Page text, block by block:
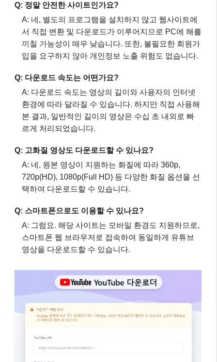
Q: 정말 안전한 사이트인가요?
A: 네, 별도의 프로그램을 설치하지 않고 웹사이트에
서 직접 변환 및 다운로드가 이루어지므로 PC에 해를
끼칠 가능성이 매우 낮습니다. 또한, 불필요한 회원가
입을 요구하지 않아 개인정보 노출 위험도 없습니다.
Q: 다운로드 속도는 어떤가요?
A: 다운로드 속도는 영상의 길이와 사용자의 인터넷
환경에 따라 달라질 수 있습니다. 하지만 직접 사용해
본 결과, 일반적인 길이의 영상은 수십 초 내외로 빠
르게 처리되었습니다.
Q: 고화질 영상도 다운로드할 수 있나요?
A: 네, 원본 영상이 지원하는 화질에 따라 360p,
720p(HD), 1080p(Full HD) 등 다양한 화질 옵션을 선
택하여 다운로드할 수 있습니다.
Q: 스마트폰으로도 이용할 수 있나요?
A: 그럼요. 해당 사이트는 모바일 환경도 지원하므로,
스마트폰 웹 브라우저로 접속하여 동일하게 유튜브
영상을 다운로드할 수 있습니다.